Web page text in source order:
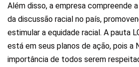
Além disso, a empresa compreende
da discussão racial no país,
estimular a equidade racial. A pauta
está em seus planos de ação, pois a
importância de todos serem